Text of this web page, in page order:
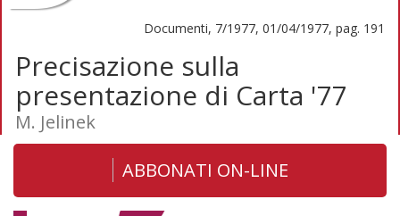
Documenti, 7/1977, 01/04/1977, pag. 191
Precisazione sulla
presentazione di Carta '77
M. Jelinek
ABBONATI ON-LINE